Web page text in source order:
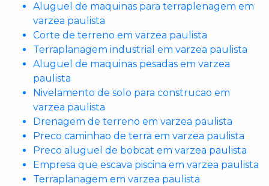
Aluguel de maquinas para terraplenagem em
varzea paulista
Corte de terreno em varzea paulista
Terraplanagem industrial em varzea paulista
Aluguel de maquinas pesadas em varzea
paulista
Nivelamento de solo para construcao em
varzea paulista
Drenagem de terreno em varzea paulista
Preco caminhao de terra em varzea paulista
Preco aluguel de bobcat em varzea paulista
Empresa que escava piscina em varzea paulista
Terraplanagem em varzea paulista